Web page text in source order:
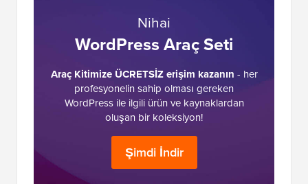
Nihai
WordPress Araç Seti
Araç Kitimize ÜCRETSİZ erişim kazanın - her
profesyonelin sahip olması gereken
WordPress ile ilgili ürün ve kaynaklardan
oluşan bir koleksiyon!
Şimdi İndir